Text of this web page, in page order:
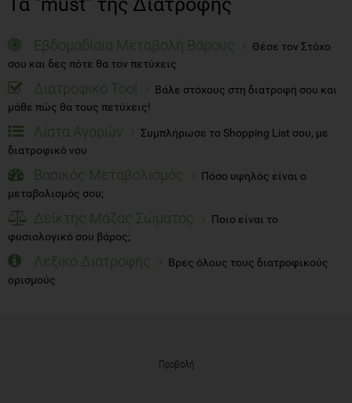
Εβδομαδίαια Μεταβολή Βάρους
Θέσε τον Στόχο
σου και δες πότε θα τον πετύχεις
Διατροφικό Tool
Βάλε στόχους στη διατροφή σου και
μάθε πώς θα τους πετύχεις!
Λίστα Αγορών
Συμπλήρωσε το Shopping List σου, με
διατροφικό νου
Βασικός Μεταβολισμός
Πόσο υψηλός είναι ο
μεταβολισμός σου;
Δείκτης Μάζας Σώματος
Ποιο είναι το
φυσιολογικό σου βάρος;
Λεξικό Διατροφής
Βρες όλους τους διατροφικούς
ορισμούς
Προβολή